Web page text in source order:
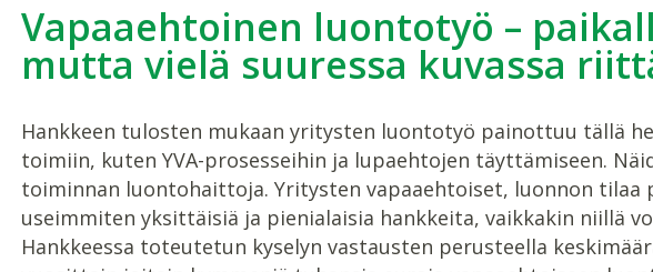
Vapaaehtoinen luontotyö –
mutta vielä suuressa kuvassa
Hankkeen tulosten mukaan yritysten luontotyö painottuu tällä
toimiin, kuten YVA-prosesseihin ja lupaehtojen täyttämiseen.
toiminnan luontohaittoja. Yritysten vapaaehtoiset, luonnon
useimmiten yksittäisiä ja pienialaisia hankkeita, vaikkakin niillä
Hankkeessa toteutetun kyselyn vastausten perusteella